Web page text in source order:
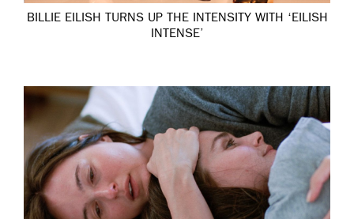
BILLIE EILISH TURNS UP THE INTENSITY WITH ‘EILISH
INTENSE’